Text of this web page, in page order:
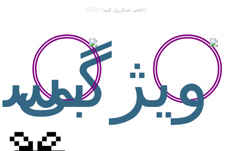
✅افقی اسکرول کنید! 👉🏻😉👈🏻